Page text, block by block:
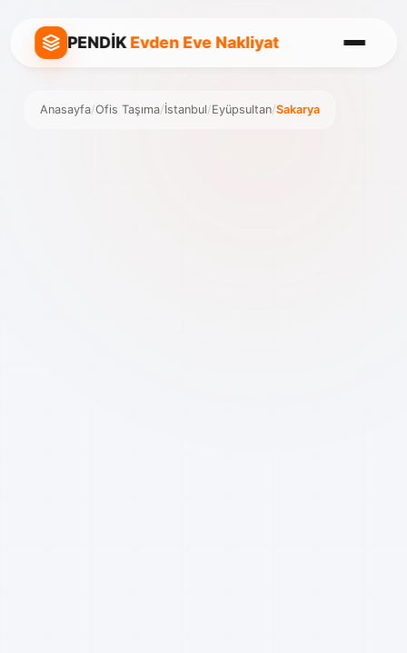
PENDİKEvden Eve Nakliyat
Anasayfa/Ofis Taşıma/İstanbul/Eyüpsultan/Sakarya